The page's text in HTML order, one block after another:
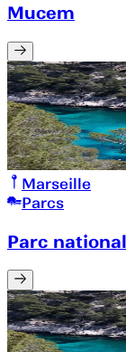
Mucem
Marseille
Parcs
Parc